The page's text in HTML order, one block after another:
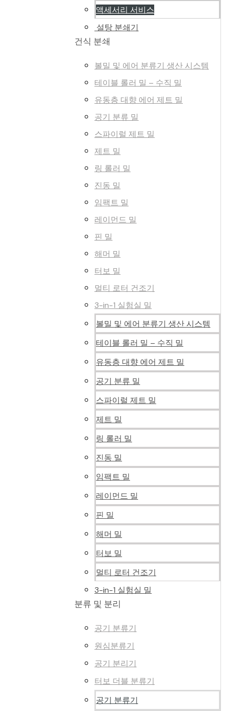
액세서리 서비스
설탕 분쇄기
건식 분쇄
볼밀 및 에어 분류기 생산 시스템
테이블 롤러 밀 – 수직 밀
유동층 대향 에어 제트 밀
공기 분류 밀
스파이럴 제트 밀
제트 밀
링 롤러 밀
진동 밀
임팩트 밀
레이먼드 밀
핀 밀
해머 밀
터보 밀
멀티 로터 건조기
3-in-1 실험실 밀
볼밀 및 에어 분류기 생산 시스템
테이블 롤러 밀 – 수직 밀
유동층 대향 에어 제트 밀
공기 분류 밀
스파이럴 제트 밀
제트 밀
링 롤러 밀
진동 밀
임팩트 밀
레이먼드 밀
핀 밀
해머 밀
터보 밀
멀티 로터 건조기
3-in-1 실험실 밀
분류 및 분리
공기 분류기
원심분류기
공기 분리기
터보 더블 분류기
공기 분류기